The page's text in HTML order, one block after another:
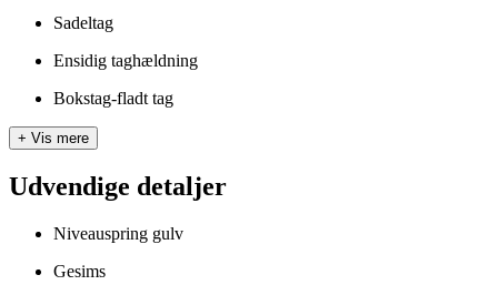
Sadeltag
Ensidig taghældning
Bokstag-fladt tag
+ Vis mere
Udvendige detaljer
Niveauspring gulv
Gesims